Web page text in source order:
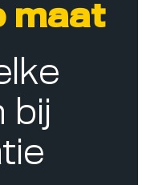
maat
bij